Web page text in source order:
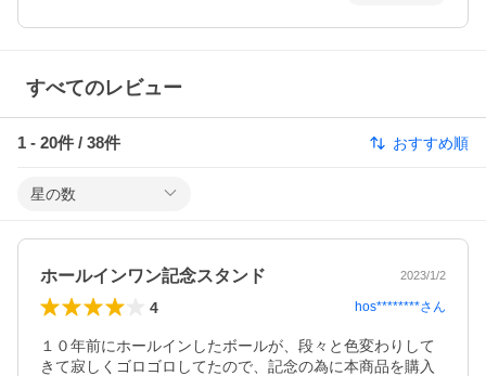
すべてのレビュー
1 - 20件 / 38件 おすすめ順
星の数
ホールインワン記念スタンド 2023/1/2
4 hos********さん
１０年前にホールインしたボールが、段々と色変わりして
きて寂しくゴロゴロしてたので、記念の為に本商品を購入